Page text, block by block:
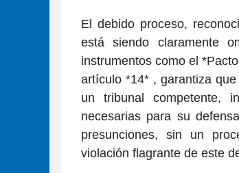
El debido proceso,
está siendo claramente
instrumentos como el
artículo *14* , garantiza
un tribunal competente,
necesarias para su
presunciones, sin un
violación flagrante de este